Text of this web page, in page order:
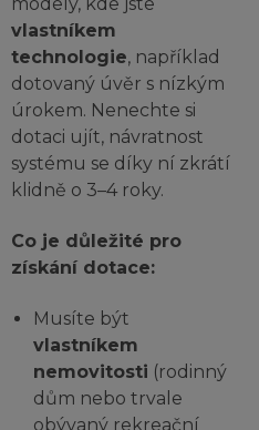
vlastníkem
technologie, například
dotovaný úvěr s nízkým
úrokem. Nenechte si
dotaci ujít, návratnost
systému se díky ní zkrátí
klidně o 3–4 roky.
Co je důležité pro
získání dotace:
Musíte být
vlastníkem
nemovitosti (rodinný
dům nebo trvale
obývaný rekreační